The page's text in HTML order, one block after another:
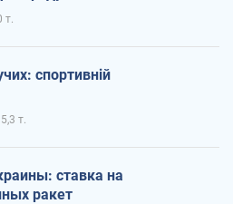
т.
спортивній
5,3 т.
ставка на
ракет